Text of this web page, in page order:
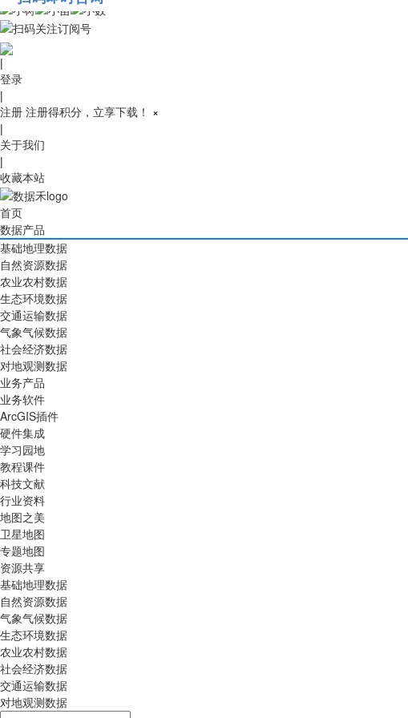
010-53689091
|
登录
|
注册 注册得积分，立享下载！ ×
|
关于我们
|
收藏本站
首页
数据产品
基础地理数据
自然资源数据
农业农村数据
生态环境数据
交通运输数据
气象气候数据
社会经济数据
对地观测数据
业务产品
业务软件
ArcGIS插件
硬件集成
学习园地
教程课件
科技文献
行业资料
地图之美
卫星地图
专题地图
资源共享
基础地理数据
自然资源数据
气象气候数据
生态环境数据
农业农村数据
社会经济数据
交通运输数据
对地观测数据